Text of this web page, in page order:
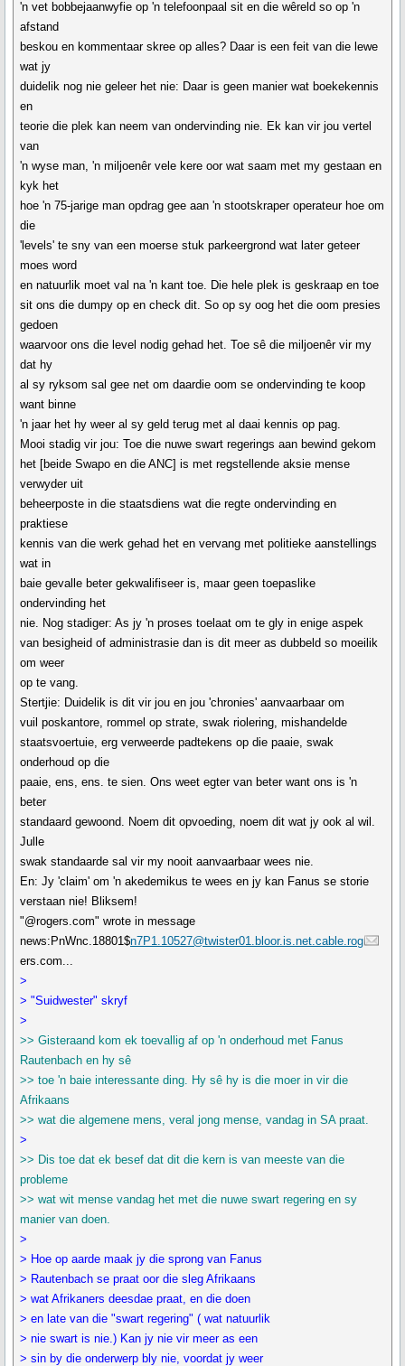
'n vet bobbejaanwyfie op 'n telefoonpaal sit en die wêreld so op 'n
afstand
beskou en kommentaar skree op alles? Daar is een feit van die lewe
wat jy
duidelik nog nie geleer het nie: Daar is geen manier wat boekekennis
en
teorie die plek kan neem van ondervinding nie. Ek kan vir jou vertel
van
'n wyse man, 'n miljoenêr vele kere oor wat saam met my gestaan en
kyk het
hoe 'n 75-jarige man opdrag gee aan 'n stootskraper operateur hoe om
die
'levels' te sny van een moerse stuk parkeergrond wat later geteer
moes word
en natuurlik moet val na 'n kant toe. Die hele plek is geskraap en toe
sit ons die dumpy op en check dit. So op sy oog het die oom presies
gedoen
waarvoor ons die level nodig gehad het. Toe sê die miljoenêr vir my
dat hy
al sy ryksom sal gee net om daardie oom se ondervinding te koop
want binne
'n jaar het hy weer al sy geld terug met al daai kennis op pag.
Mooi stadig vir jou: Toe die nuwe swart regerings aan bewind gekom
het [beide Swapo en die ANC] is met regstellende aksie mense
verwyder uit
beheerposte in die staatsdiens wat die regte ondervinding en
praktiese
kennis van die werk gehad het en vervang met politieke aanstellings
wat in
baie gevalle beter gekwalifiseer is, maar geen toepaslike
ondervinding het
nie. Nog stadiger: As jy 'n proses toelaat om te gly in enige aspek
van besigheid of administrasie dan is dit meer as dubbeld so moeilik
om weer
op te vang.
Stertjie: Duidelik is dit vir jou en jou 'chronies' aanvaarbaar om
vuil poskantore, rommel op strate, swak riolering, mishandelde
staatsvoertuie, erg verweerde padtekens op die paaie, swak
onderhoud op die
paaie, ens, ens. te sien. Ons weet egter van beter want ons is 'n
beter
standaard gewoond. Noem dit opvoeding, noem dit wat jy ook al wil.
Julle
swak standaarde sal vir my nooit aanvaarbaar wees nie.
En: Jy 'claim' om 'n akedemikus te wees en jy kan Fanus se storie
verstaan nie! Bliksem!
"@rogers.com" wrote in message
news:PnWnc.18801$n7P1.10527@twister01.bloor.is.net.cable.rog
ers.com...
>
> "Suidwester" skryf
>
>> Gisteraand kom ek toevallig af op 'n onderhoud met Fanus
Rautenbach en hy sê
>> toe 'n baie interessante ding. Hy sê hy is die moer in vir die
Afrikaans
>> wat die algemene mens, veral jong mense, vandag in SA praat.
>
>> Dis toe dat ek besef dat dit die kern is van meeste van die
probleme
>> wat wit mense vandag het met die nuwe swart regering en sy
manier van doen.
>
> Hoe op aarde maak jy die sprong van Fanus
> Rautenbach se praat oor die sleg Afrikaans
> wat Afrikaners deesdae praat, en die doen
> en late van die "swart regering" ( wat natuurlik
> nie swart is nie.) Kan jy nie vir meer as een
> sin by die onderwerp bly nie, voordat jy weer